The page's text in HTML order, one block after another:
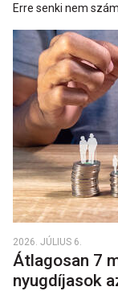
Erre senki nem
2026. JÚLIUS 6.
Átlagosan 7
nyugdíjasok